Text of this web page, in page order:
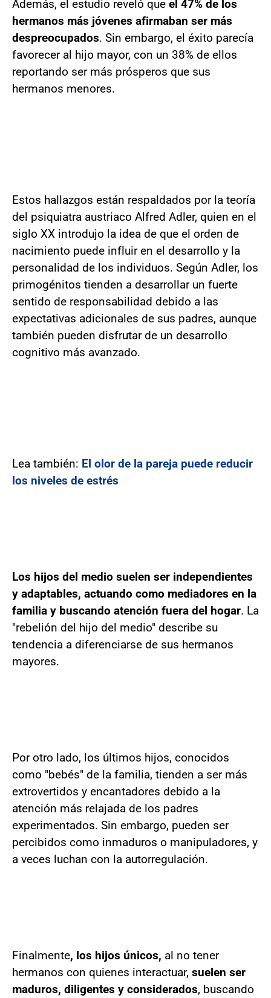
Además, el estudio reveló que el 47% de los
hermanos más jóvenes afirmaban ser más
despreocupados. Sin embargo, el éxito parecía
favorecer al hijo mayor, con un 38% de ellos
reportando ser más prósperos que sus
hermanos menores.
Estos hallazgos están respaldados por la teoría
del psiquiatra austriaco Alfred Adler, quien en el
siglo XX introdujo la idea de que el orden de
nacimiento puede influir en el desarrollo y la
personalidad de los individuos. Según Adler, los
primogénitos tienden a desarrollar un fuerte
sentido de responsabilidad debido a las
expectativas adicionales de sus padres, aunque
también pueden disfrutar de un desarrollo
cognitivo más avanzado.
Lea también: El olor de la pareja puede reducir
los niveles de estrés
Los hijos del medio suelen ser independientes
y adaptables, actuando como mediadores en la
familia y buscando atención fuera del hogar. La
"rebelión del hijo del medio" describe su
tendencia a diferenciarse de sus hermanos
mayores.
Por otro lado, los últimos hijos, conocidos
como "bebés" de la familia, tienden a ser más
extrovertidos y encantadores debido a la
atención más relajada de los padres
experimentados. Sin embargo, pueden ser
percibidos como inmaduros o manipuladores, y
a veces luchan con la autorregulación.
Finalmente, los hijos únicos, al no tener
hermanos con quienes interactuar, suelen ser
maduros, diligentes y considerados, buscando